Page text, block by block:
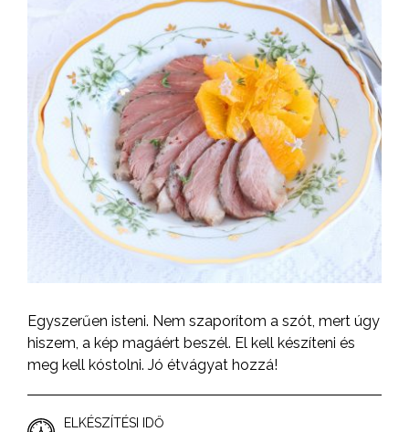
Egyszerűen isteni. Nem szaporítom a szót, mert úgy
hiszem, a kép magáért beszél. El kell készíteni és
meg kell kóstolni. Jó étvágyat hozzá!
ELKÉSZÍTÉSI IDŐ